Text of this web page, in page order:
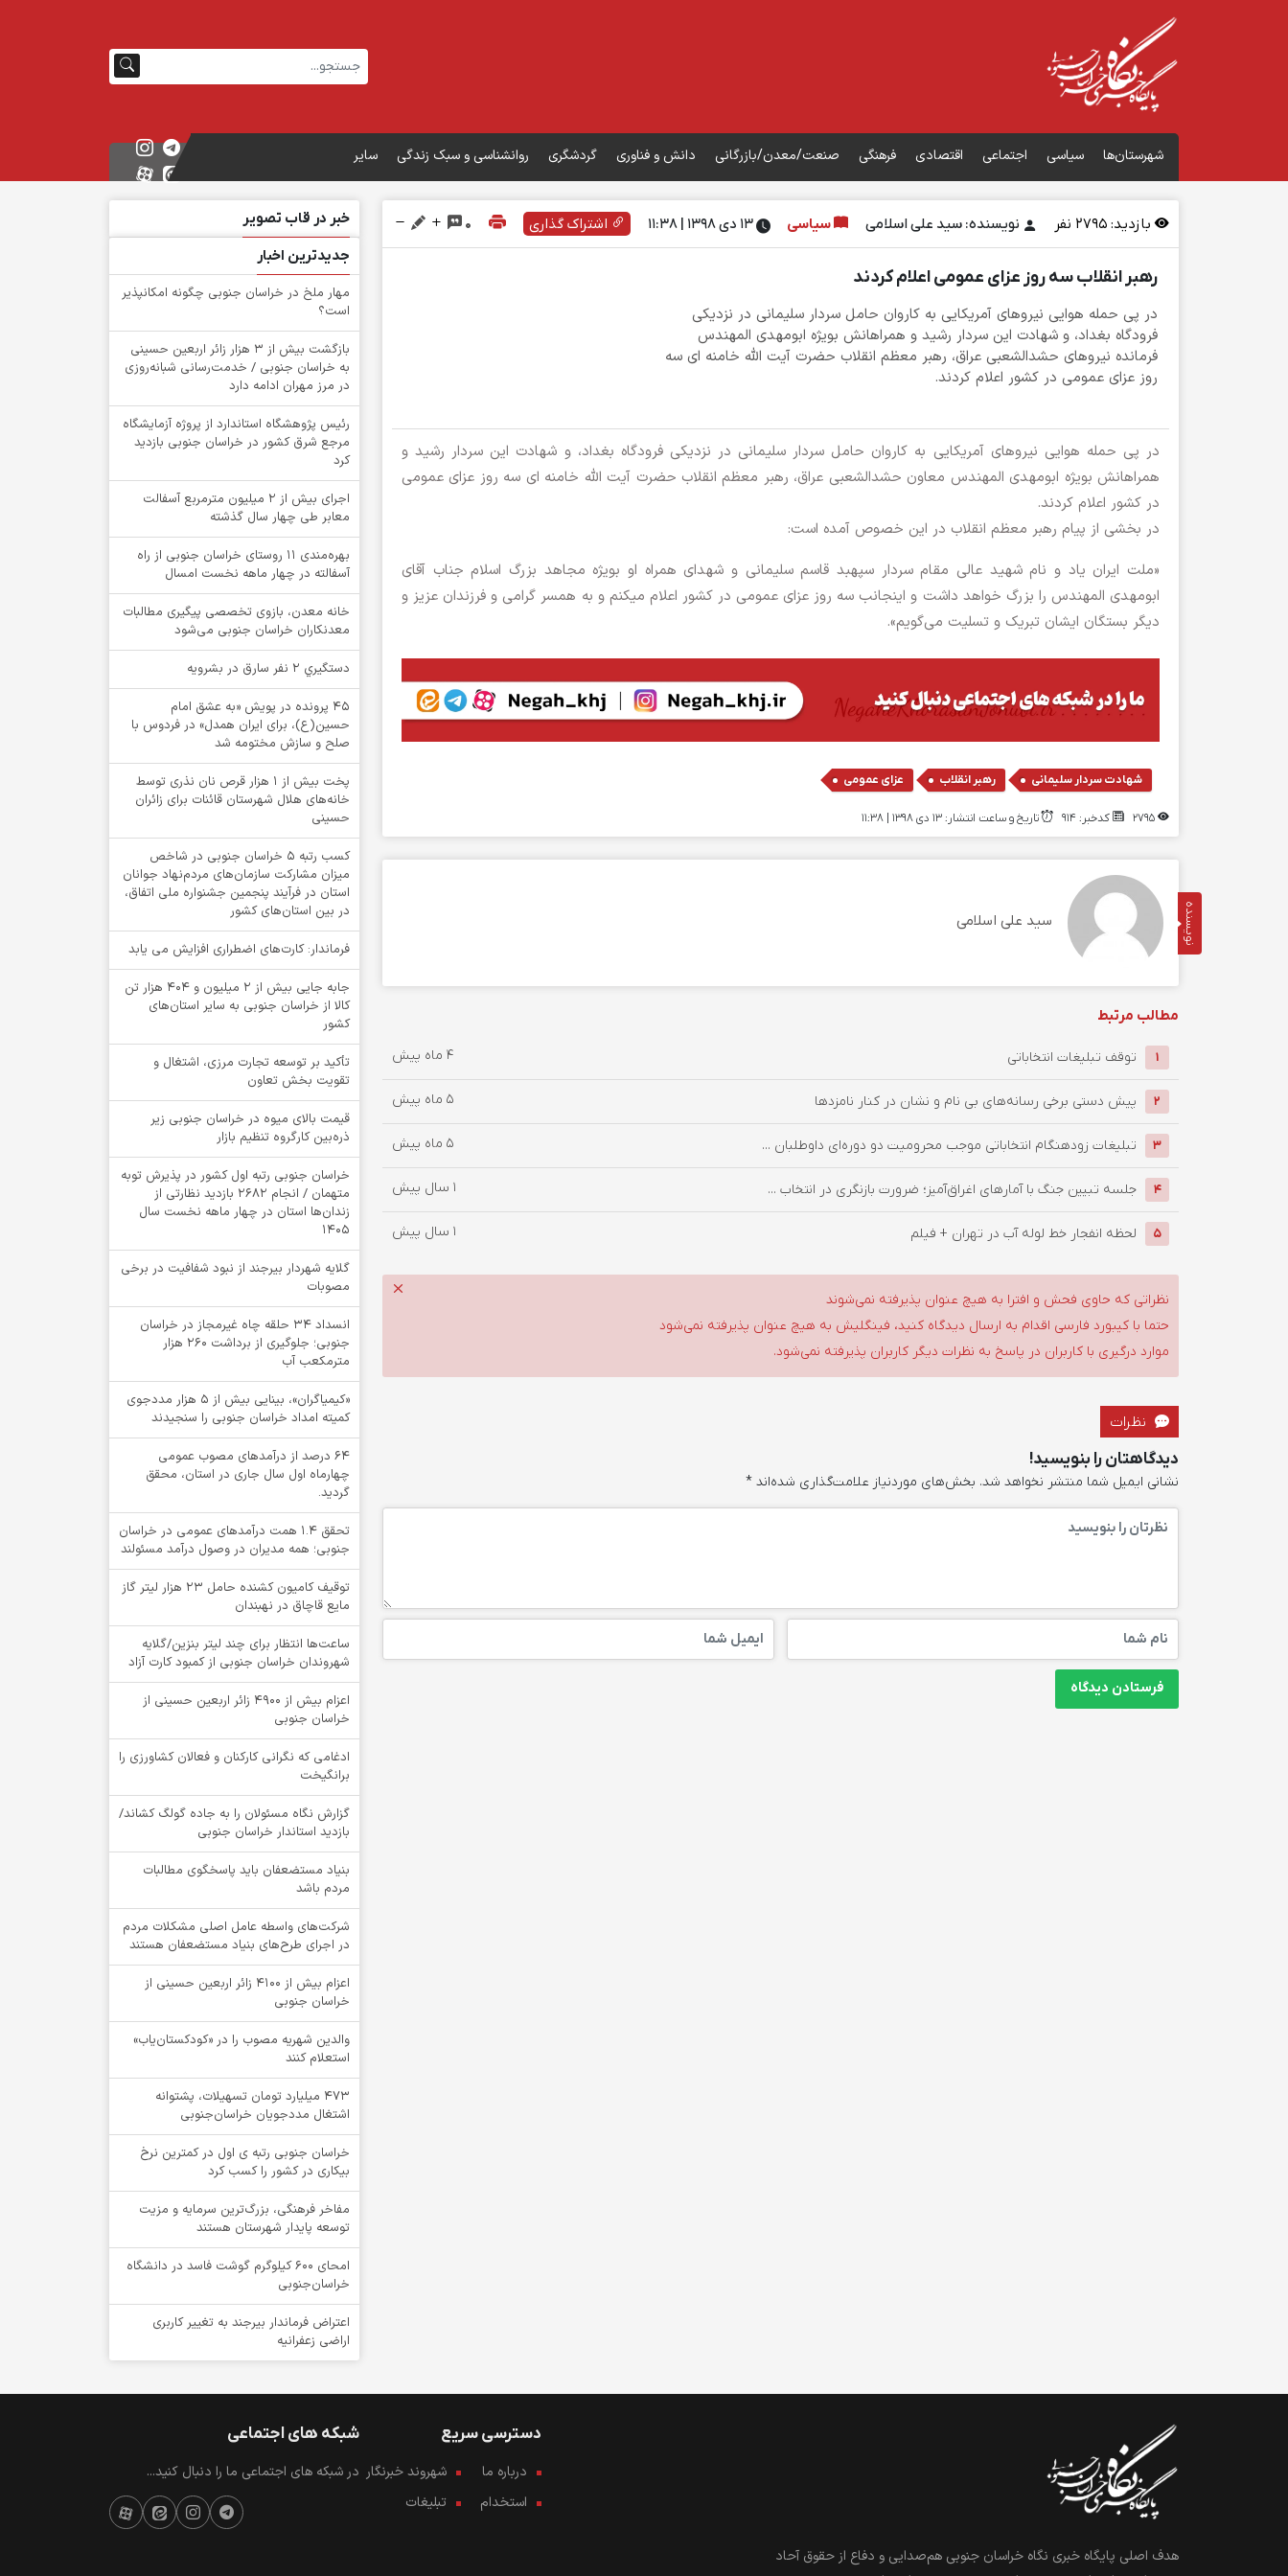
شهرستان‌ها سیاسی اجتماعی اقتصادی فرهنگی صنعت/معدن/بازرگانی دانش و فناوری گردشگری روانشناسی و سبک زندگی سایر
بازدید: نفر نویسنده: سید علی اسلامی سیاسی ۱۳ دی ۱۳۹۸ | 11:38 اشتراک گذاری 0
رهبر انقلاب سه روز عزای عمومی اعلام کردند
در پی حمله هوایی نیروهای آمریکایی به کاروان حامل سردار سلیمانی در نزدیکی
فرودگاه بغداد، و شهادت این سردار رشید و همراهانش بویژه ابومهدی المهندس
فرمانده نیروهای حشدالشعبی عراق، رهبر معظم انقلاب حضرت آیت الله خامنه ای سه
روز عزای عمومی در کشور اعلام کردند.
در پی حمله هوایی نیروهای آمریکایی به کاروان حامل سردار سلیمانی در نزدیکی فرودگاه بغداد، و شهادت این سردار رشید و
همراهانش بویژه ابومهدی المهندس معاون حشدالشعبی عراق، رهبر معظم انقلاب حضرت آیت الله خامنه ای سه روز عزای عمومی
در کشور اعلام کردند.
در بخشی از پیام رهبر معظم انقلاب در این خصوص آمده است:
«ملت ایران یاد و نام شهید عالی مقام سردار سپهبد قاسم سلیمانی و شهدای همراه او بویژه مجاهد بزرگ اسلام جناب آقای
ابومهدی المهندس را بزرگ خواهد داشت و اینجانب سه روز عزای عمومی در کشور اعلام میکنم و به همسر گرامی و فرزندان عزیز و
دیگر بستگان ایشان تبریک و تسلیت می‌گویم».
شهادت سردار سلیمانی , رهبر انقلاب , عزای عمومی
کدخبر: 914 تاریخ و ساعت انتشار: ۱۳ دی ۱۳۹۸ | 11:38
نویسنده سید علی اسلامی
مطالب مرتبط
1 توقف تبلیغات انتخاباتی 4 ماه پیش
2 پیش دستی برخی رسانه‌های بی نام و نشان در کنار نامزدها 5 ماه پیش
3 تبلیغات زودهنگام انتخاباتی موجب محرومیت دو دوره‌ای داوطلبان ... 5 ماه پیش
4 جلسه تبیین جنگ با آمارهای اغراق‌آمیز؛ ضرورت بازنگری در انتخاب ... 1 سال پیش
5 لحظه انفجار خط لوله آب در تهران + فیلم 1 سال پیش
نظراتی که حاوی فحش و افترا به هیچ عنوان پذیرفته نمی‌شوند
حتما با کیبورد فارسی اقدام به ارسال دیدگاه کنید، فینگلیش به هیچ عنوان پذیرفته نمی‌شود
موارد درگیری با کاربران در پاسخ به نظرات دیگر کاربران پذیرفته نمی‌شود.
نظرات
دیدگاهتان را بنویسید!
نشانی ایمیل شما منتشر نخواهد شد. بخش‌های موردنیاز علامت‌گذاری شده‌اند *
خبر در قاب تصویر
جدیدترین اخبار
‌مهار ملخ در خراسان جنوبی چگونه امکانپذیر
است؟
بازگشت بیش از ۳ هزار زائر اربعین حسینی
به خراسان جنوبی / خدمت‌رسانی شبانه‌روزی
در مرز مهران ادامه دارد
رئیس پژوهشگاه استاندارد از پروژه آزمایشگاه
مرجع شرق کشور در خراسان جنوبی بازدید
کرد
اجرای بیش از ۲ میلیون مترمربع آسفالت
معابر طی چهار سال گذشته
بهره‌مندی ۱۱ روستای خراسان جنوبی از راه
آسفالته در چهار ماهه نخست امسال
خانه معدن، بازوی تخصصی پیگیری مطالبات
معدنکاران خراسان جنوبی می‌شود
دستگيري 2 نفر سارق در بشرويه
۴۵ پرونده در پویش «به عشق امام
حسین(ع)، برای ایران همدل» در فردوس با
صلح و سازش مختومه شد
پخت بیش از 1 هزار قرص نان نذری توسط
خانه‌های هلال شهرستان قائنات برای زائران
حسینی
کسب رتبه ۵ خراسان جنوبی در شاخص
میزان مشارکت سازمان‌های مردم‌نهاد جوانان
استان در فرآیند پنجمین جشنواره ملی اتفاق،
در بین استان‌های کشور
فرماندار: کارت‌های اضطراری افزایش می یابد
جابه جایی بیش از 2 میلیون و 404 هزار تن
کالا از خراسان جنوبی به سایر استان‌های
کشور
تأکید بر توسعه تجارت مرزی، اشتغال و
تقویت بخش تعاون
قیمت بالای میوه در خراسان جنوبی زیر
ذره‌بین کارگروه تنظیم بازار
خراسان جنوبی رتبه اول کشور در پذیرش توبه
متهمان / انجام ۲۶۸۲ بازدید نظارتی از
زندان‌ها استان در چهار ماهه نخست سال
1405
گلایه شهردار بیرجند از نبود شفافیت در برخی
مصوبات
انسداد ۳۴ حلقه چاه غیرمجاز در خراسان
جنوبی؛ جلوگیری از برداشت ۲۶۰ هزار
مترمکعب آب
«کیمیاگران»، بینایی بیش از ۵ هزار مددجوی
کمیته امداد خراسان جنوبی را سنجیدند
64 درصد از درآمدهای مصوب عمومی
چهارماه اول سال جاری در استان، محقق
گردید.
تحقق ۱.۴ همت درآمدهای عمومی در خراسان
جنوبی؛ همه مدیران در وصول درآمد مسئولند
توقيف کامیون کشنده حامل 23 هزار لیتر گاز
مایع قاچاق در نهبندان
ساعت‌ها انتظار برای چند لیتر بنزین/گلایه
شهروندان خراسان جنوبی از کمبود کارت آزاد
اعزام بیش از 4900 زائر اربعین حسینی از
خراسان جنوبی
ادغامی که نگرانی کارکنان و فعالان کشاورزی را
برانگیخت
گزارش نگاه مسئولان را به جاده گولگ کشاند/
بازدید استاندار خراسان جنوبی
بنیاد مستضعفان باید پاسخگوی مطالبات
مردم باشد
شرکت‌های واسطه عامل اصلی مشکلات مردم
در اجرای طرح‌های بنیاد مستضعفان هستند
اعزام بیش از 4100 زائر اربعین حسینی از
خراسان جنوبی
والدین شهریه مصوب را در «کودکستان‌یاب»
استعلام کنند
۴۷۳ میلیارد تومان تسهیلات، پشتوانه
اشتغال مددجویان خراسان‌جنوبی
خراسان جنوبی رتبه ی اول در کمترین نرخ
بیکاری در کشور را کسب کرد
مفاخر فرهنگی، بزرگ‌ترین سرمایه و مزیت
توسعه پایدار شهرستان هستند
امحای ۶۰۰ کیلوگرم گوشت فاسد در دانشگاه
خراسان‌جنوبی
اعتراض فرماندار بیرجند به تغییر کاربری
اراضی زعفرانیه
هدف اصلی پایگاه خبری نگاه خراسان جنوبی هم‌صدایی و دفاع از حقوق آحاد
دسترسی سریع
درباره ما
شهروند خبرنگار
استخدام
تبلیغات
شبکه های اجتماعی
در شبکه های اجتماعی ما را دنبال کنید...